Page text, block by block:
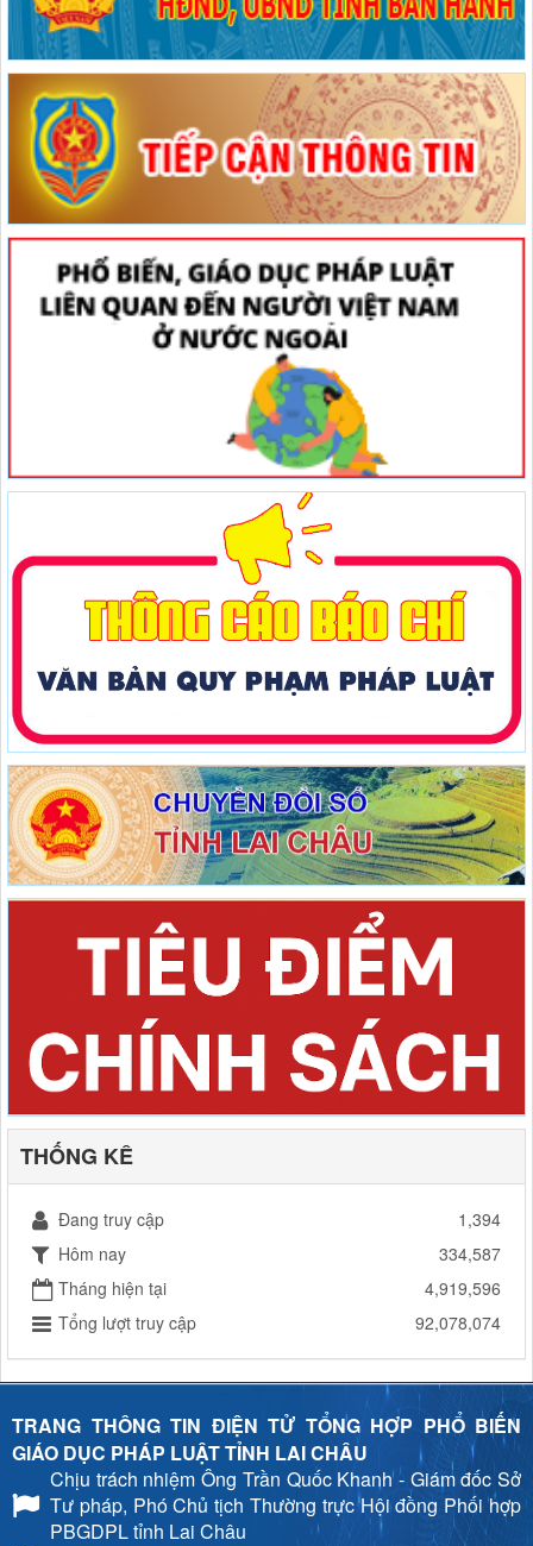
THỐNG KÊ
Đang truy cập
1,394
Hôm nay
334,587
Tháng hiện tại
4,919,596
Tổng lượt truy cập
92,078,074
TRANG THÔNG TIN ĐIỆN TỬ TỔNG HỢP PHỔ BIẾN
GIÁO DỤC PHÁP LUẬT TỈNH LAI CHÂU
Chịu trách nhiệmÔng Trần Quốc Khanh - Giám đốc Sở
Tư pháp, Phó Chủ tịch Thường trực Hội đồng Phối hợp
PBGDPL tỉnh Lai Châu